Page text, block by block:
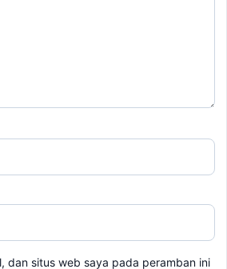
dan situs web saya pada peramban ini